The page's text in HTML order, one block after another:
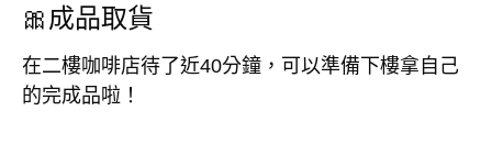
🎀成品取貨
在二樓咖啡店待了近40分鐘，可以準備下樓拿自己
的完成品啦！